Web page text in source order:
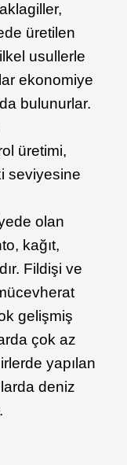
üretilen
usullerle
ekonomiye
bulunurlar.
üretimi,
seviyesine
olan
kağıt,
Fildişi ve
gelişmiş
çok az
yapılan
deniz